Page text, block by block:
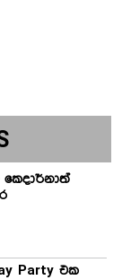
කෙදාර්නාත්
Party එක